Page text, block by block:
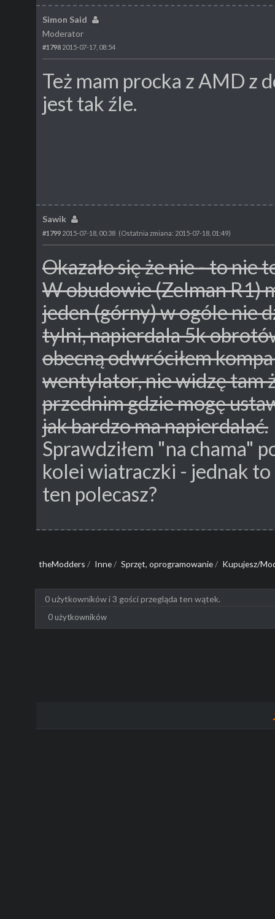
Simon Said
Moderator
#1798 2015-07-17, 08:54
Też mam procka z AMD z
jest tak źle.
Sawik
#1799 2015-07-18, 00:38 (Ostatnia zmiana: 2015-07-18, 01:49)
Okazało się że nie - to nie
W obudowie (Zelman R1)
jeden (górny) w ogóle nie
tylni, napierdala 5k
obecną odwróciłem
wentylator, nie widzę tam
przednim gdzie mogę
jak bardzo ma napierdalać.
Sprawdziłem "na chama"
kolei wiatraczki - jednak
ten polecasz?
theModders / Inne/ Sprzęt, oprogramowanie/ Kupujesz/
0 użytkowników i 3 gości przegląda ten wątek.
0 użytkowników